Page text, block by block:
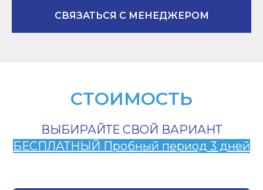
СВЯЗАТЬСЯ С МЕНЕДЖЕРОМ
СТОИМОСТЬ
ВЫБИРАЙТЕ СВОЙ ВАРИАНТ
БЕСПЛАТНЫЙ Пробный период 3 дней